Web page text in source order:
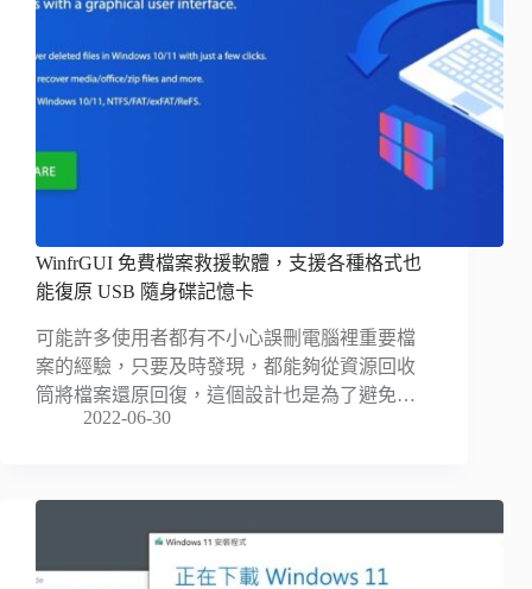
WinfrGUI 免費檔案救援軟體，支援各種格式也
能復原 USB 隨身碟記憶卡
可能許多使用者都有不小心誤刪電腦裡重要檔
案的經驗，只要及時發現，都能夠從資源回收
筒將檔案還原回復，這個設計也是為了避免…
2022-06-30